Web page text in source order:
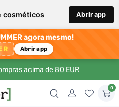
cosméticos Abrir app
agora mesmo!
Abrir app
acima de 80 EUR
0